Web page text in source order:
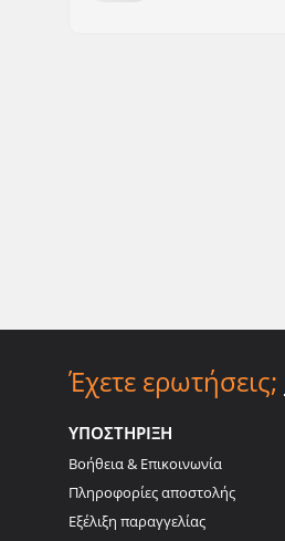
Έχετε ερωτήσεις;
ΥΠΟΣΤΗΡΙΞΗ
Βοήθεια & Επικοινωνία
Πληροφορίες αποστολής
Εξέλιξη παραγγελίας